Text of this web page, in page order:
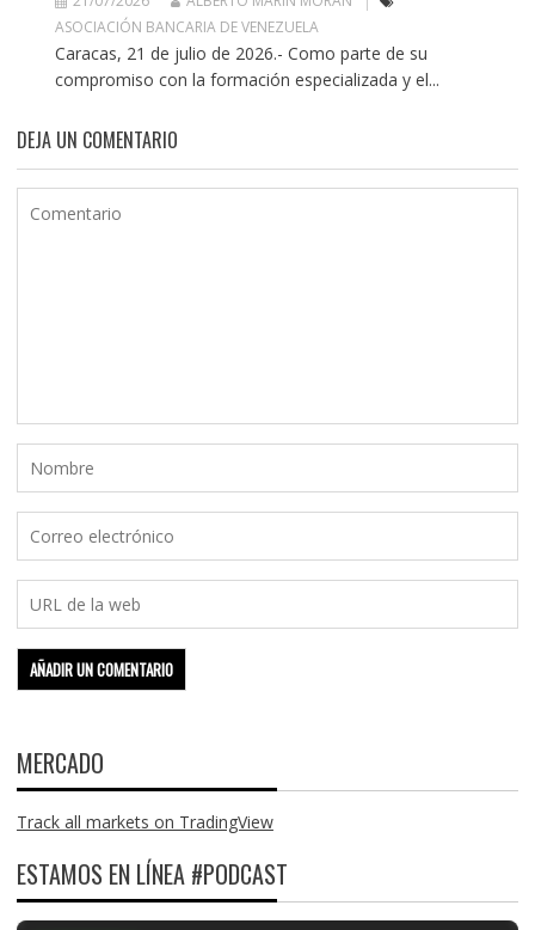
ASOCIACIÓN BANCARIA DE VENEZUELA
Caracas, 21 de julio de 2026.- Como parte de su
compromiso con la formación especializada y el...
DEJA UN COMENTARIO
MERCADO
Track all markets on TradingView
ESTAMOS EN LÍNEA #PODCAST